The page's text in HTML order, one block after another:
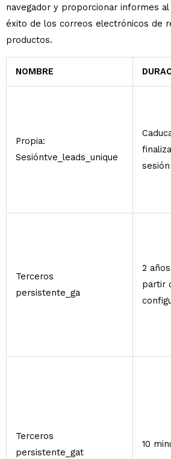
navegador y proporcionar informes
éxito de los correos electrónicos de
productos.
NOMBRE
Propia:
Sesióntve_leads_unique
sesión
Terceros
persistente_ga
2
partir
Terceros
persistente_gat
10